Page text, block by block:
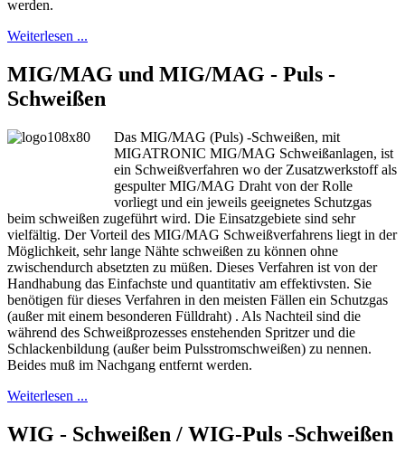
werden.
Weiterlesen ...
MIG/MAG und MIG/MAG - Puls -
Schweißen
Das MIG/MAG (Puls) -Schweißen, mit
MIGATRONIC MIG/MAG Schweißanlagen, ist
ein Schweißverfahren wo der Zusatzwerkstoff als
gespulter MIG/MAG Draht von der Rolle
vorliegt und ein jeweils geeignetes Schutzgas
beim schweißen zugeführt wird. Die Einsatzgebiete sind sehr
vielfältig. Der Vorteil des MIG/MAG Schweißverfahrens liegt in der
Möglichkeit, sehr lange Nähte schweißen zu können ohne
zwischendurch absetzten zu müßen. Dieses Verfahren ist von der
Handhabung das Einfachste und quantitativ am effektivsten. Sie
benötigen für dieses Verfahren in den meisten Fällen ein Schutzgas
(außer mit einem besonderen Fülldraht) . Als Nachteil sind die
während des Schweißprozesses enstehenden Spritzer und die
Schlackenbildung (außer beim Pulsstromschweißen) zu nennen.
Beides muß im Nachgang entfernt werden.
Weiterlesen ...
WIG - Schweißen / WIG-Puls -Schweißen